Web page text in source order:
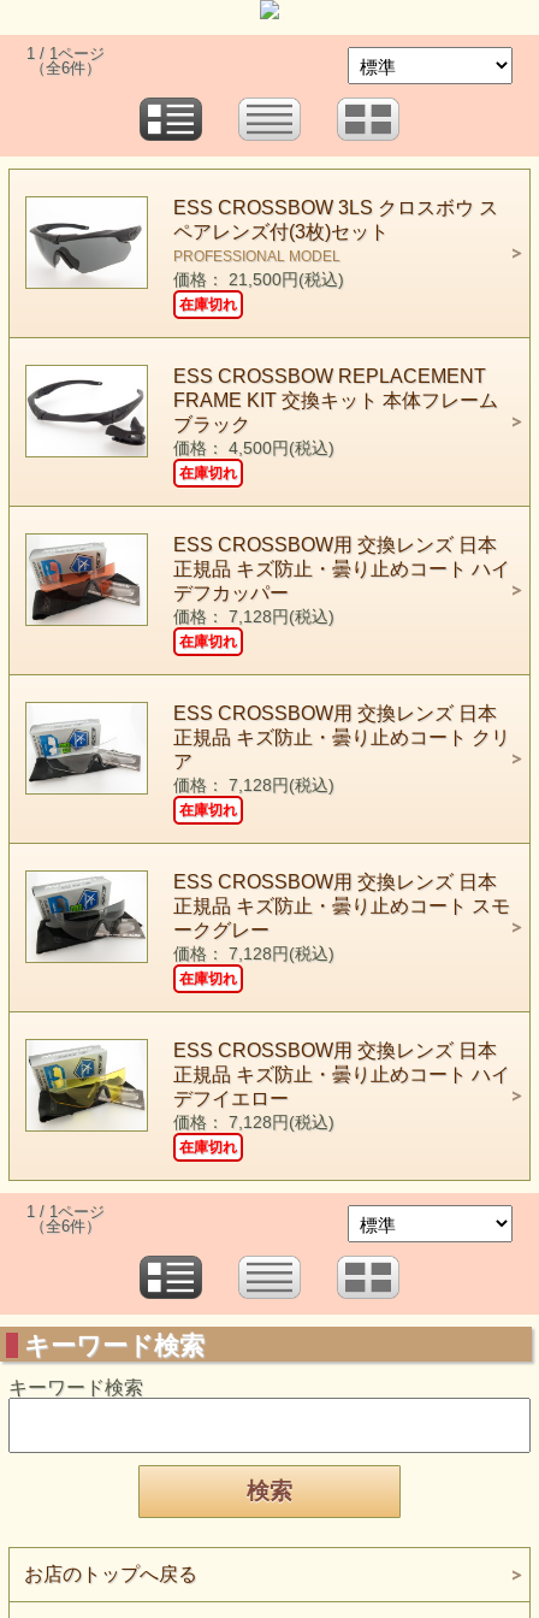
1 / 1ページ
（全6件）
ESS CROSSBOW 3LS クロスボウ ス
ペアレンズ付(3枚)セット
PROFESSIONAL MODEL
価格： 21,500円(税込)
在庫切れ
ESS CROSSBOW REPLACEMENT
FRAME KIT 交換キット 本体フレーム
ブラック
価格： 4,500円(税込)
在庫切れ
ESS CROSSBOW用 交換レンズ 日本
正規品 キズ防止・曇り止めコート ハイ
デフカッパー
価格： 7,128円(税込)
在庫切れ
ESS CROSSBOW用 交換レンズ 日本
正規品 キズ防止・曇り止めコート クリ
ア
価格： 7,128円(税込)
在庫切れ
ESS CROSSBOW用 交換レンズ 日本
正規品 キズ防止・曇り止めコート スモ
ークグレー
価格： 7,128円(税込)
在庫切れ
ESS CROSSBOW用 交換レンズ 日本
正規品 キズ防止・曇り止めコート ハイ
デフイエロー
価格： 7,128円(税込)
在庫切れ
1 / 1ページ
（全6件）
キーワード検索
キーワード検索
お店のトップへ戻る